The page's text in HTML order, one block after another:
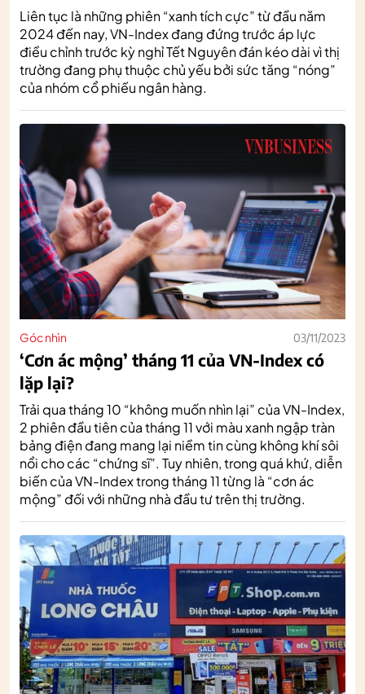
Liên tục là những phiên “xanh tích cực” từ đầu năm
2024 đến nay, VN-Index đang đứng trước áp lực
điều chỉnh trước kỳ nghỉ Tết Nguyên đán kéo dài vì thị
trường đang phụ thuộc chủ yếu bởi sức tăng “nóng”
của nhóm cổ phiếu ngân hàng.
Góc nhìn 03/11/2023
‘Cơn ác mộng’ tháng 11 của VN-Index có
lặp lại?
Trải qua tháng 10 “không muốn nhìn lại” của VN-Index,
2 phiên đầu tiên của tháng 11 với màu xanh ngập tràn
bảng điện đang mang lại niềm tin cùng không khí sôi
nổi cho các “chứng sĩ”. Tuy nhiên, trong quá khứ, diễn
biến của VN-Index trong tháng 11 từng là “cơn ác
mộng” đối với những nhà đầu tư trên thị trường.